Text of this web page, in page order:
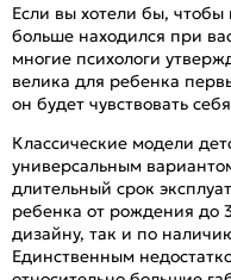
Если вы хотели бы,
больше находился при
многие психологи
велика для ребенка
он будет чувствовать
Классические модели
универсальным
длительный срок
ребенка от рождения до
дизайну, так и по
Единственным